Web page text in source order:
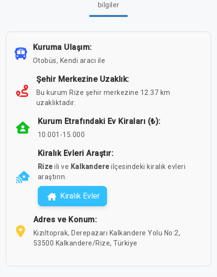
bilgiler
Kuruma Ulaşım:
Otobüs, Kendi aracı ile
Şehir Merkezine Uzaklık:
Bu kurum Rize şehir merkezine 12.37 km
uzaklıktadır.
Kurum Etrafındaki Ev Kiraları (₺):
10.001-15.000
Kiralık Evleri Araştır:
Rizeili ve Kalkandereilçesindeki kiralık evleri
araştırın.
Kiralık Evler
Adres ve Konum:
Kızıltoprak, Derepazarı Kalkandere Yolu No:2,
53500 Kalkandere/Rize, Türkiye